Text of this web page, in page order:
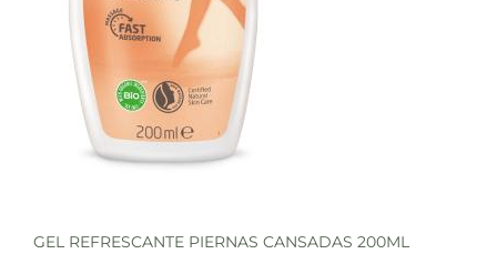
GEL REFRESCANTE PIERNAS CANSADAS 200ML